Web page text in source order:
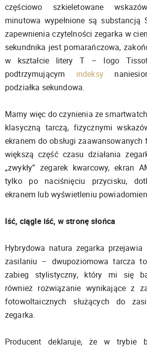
częściowo szkieletowane
minutowa wypełnione są substancją
zapewnienia czytelności zegarka w
sekundnika jest pomarańczowa,
w kształcie litery T – logo
podtrzymującym indeksy
podziałka sekundowa.
Mamy więc do czynienia ze
klasyczną tarczą, fizycznymi
ekranem do obsługi
większą część czasu działania
„zwykły” zegarek kwarcowy, ekran
tylko po naciśnięciu przycisku,
ekranem lub wyświetleniu
Iść, ciągle iść, w stronę słońca
Hybrydowa natura zegarka
zasilaniu – dwupoziomowa tarcza
zabieg stylistyczny, który mi się
również rozwiązanie wynikające z
fotowoltaicznych służących do
zegarka.
Producent deklaruje, że w trybie